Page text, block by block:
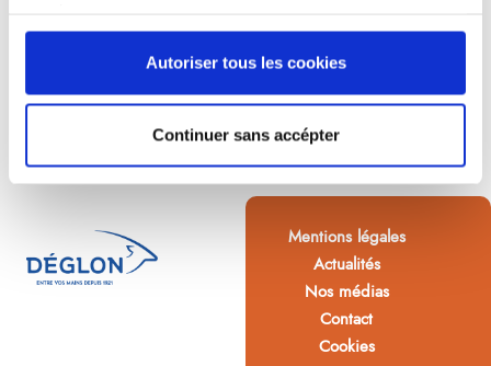
Autoriser tous les cookies
Continuer sans accépter
Mentions légales
Actualités
Nos médias
Contact
Cookies